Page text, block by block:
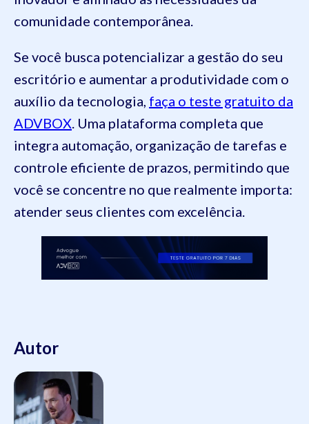
comunidade contemporânea.
Se você busca potencializar a gestão do seu
escritório e aumentar a produtividade com o
auxílio da tecnologia, faça o teste gratuito da
ADVBOX . Uma plataforma completa que
integra automação, organização de tarefas e
controle eficiente de prazos, permitindo que
você se concentre no que realmente importa:
atender seus clientes com excelência.
Autor